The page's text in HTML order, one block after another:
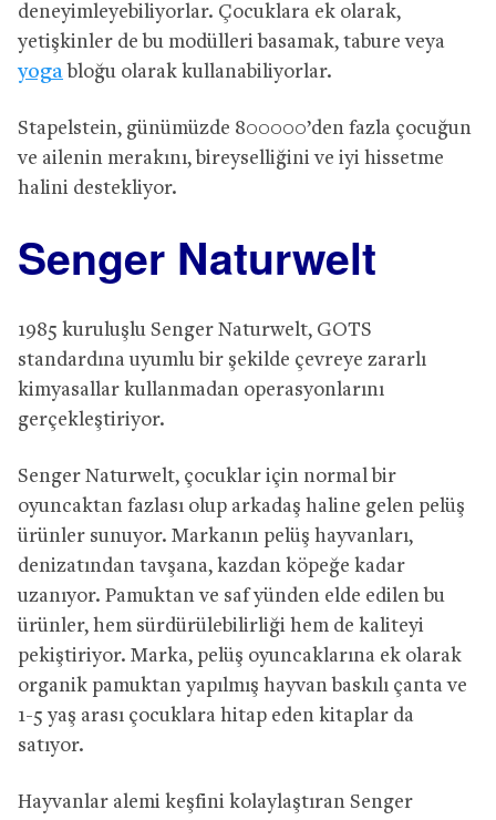
deneyimleyebiliyorlar. Çocuklara ek olarak,
yetişkinler de bu modülleri basamak, tabure veya
yoga bloğu olarak kullanabiliyorlar.
Stapelstein, günümüzde 800000’den fazla çocuğun
ve ailenin merakını, bireyselliğini ve iyi hissetme
halini destekliyor.
Senger Naturwelt
1985 kuruluşlu Senger Naturwelt, GOTS
standardına uyumlu bir şekilde çevreye zararlı
kimyasallar kullanmadan operasyonlarını
gerçekleştiriyor.
Senger Naturwelt, çocuklar için normal bir
oyuncaktan fazlası olup arkadaş haline gelen pelüş
ürünler sunuyor. Markanın pelüş hayvanları,
denizatından tavşana, kazdan köpeğe kadar
uzanıyor. Pamuktan ve saf yünden elde edilen bu
ürünler, hem sürdürülebilirliği hem de kaliteyi
pekiştiriyor. Marka, pelüş oyuncaklarına ek olarak
organik pamuktan yapılmış hayvan baskılı çanta ve
1-5 yaş arası çocuklara hitap eden kitaplar da
satıyor.
Hayvanlar alemi keşfini kolaylaştıran Senger